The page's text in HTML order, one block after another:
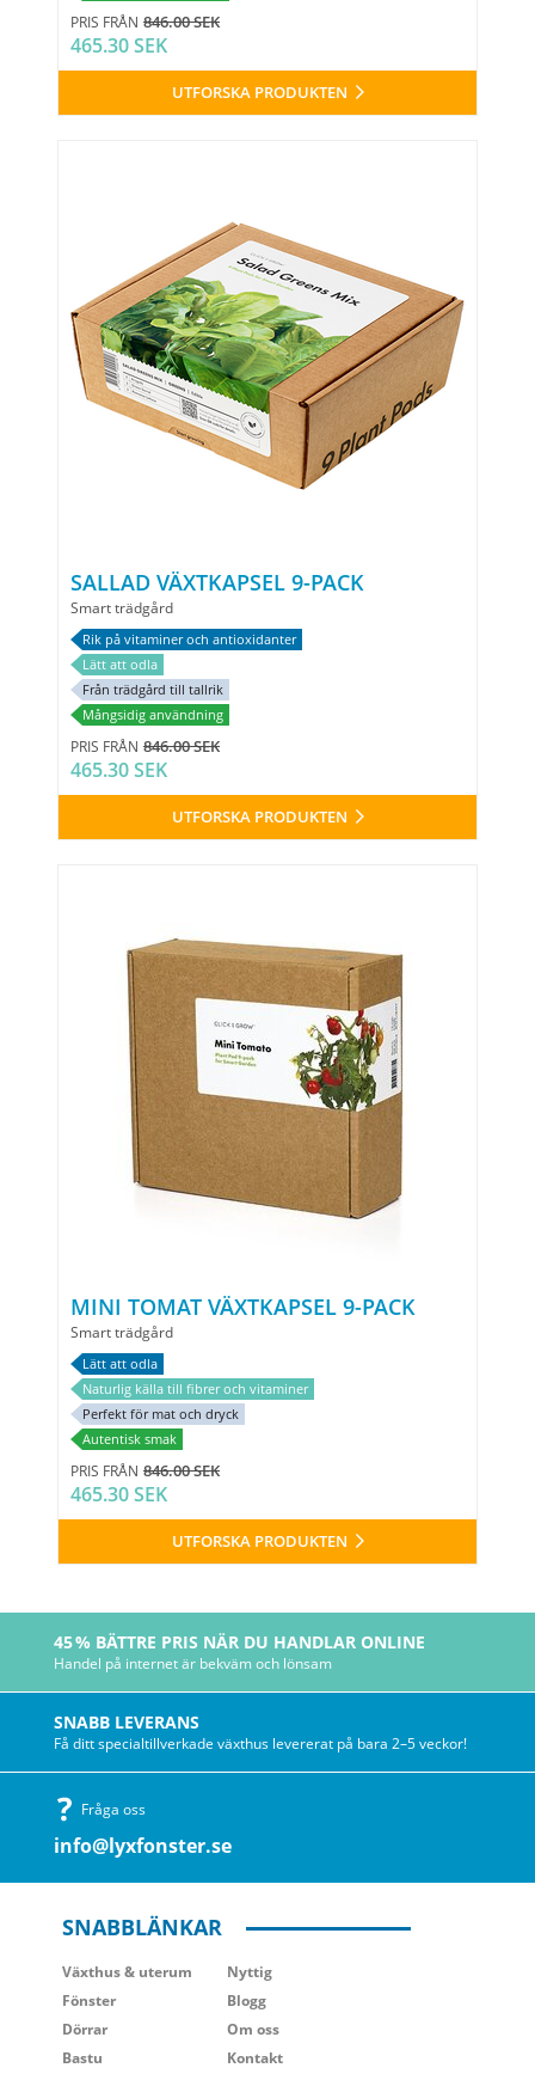
PRIS FRÅN 846.00 SEK
465.30 SEK
UTFORSKA PRODUKTEN
SALLAD VÄXTKAPSEL 9-PACK
Smart trädgård
Rik på vitaminer och antioxidanter
Lätt att odla
Från trädgård till tallrik
Mångsidig användning
PRIS FRÅN 846.00 SEK
465.30 SEK
UTFORSKA PRODUKTEN
MINI TOMAT VÄXTKAPSEL 9-PACK
Smart trädgård
Lätt att odla
Naturlig källa till fibrer och vitaminer
Perfekt för mat och dryck
Autentisk smak
PRIS FRÅN 846.00 SEK
465.30 SEK
UTFORSKA PRODUKTEN
45 % BÄTTRE PRIS NÄR DU HANDLAR ONLINE
Handel på internet är bekväm och lönsam
SNABB LEVERANS
Få ditt specialtillverkade växthus levererat på bara 2–5 veckor!
Fråga oss
info@lyxfonster.se
SNABBLÄNKAR
Växthus& uterum
Fönster
Dörrar
Bastu
Nyttig
Blogg
Om oss
Kontakt